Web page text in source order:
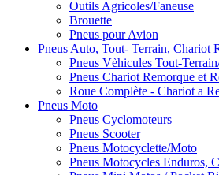
Outils Agricoles/Faneuse
Brouette
Pneus pour Avion
Pneus Auto, Tout- Terrain, Chariot
Pneus Vèhicules Tout-
Pneus Chariot Remorque et
Roue Complète - Chariot a
Pneus Moto
Pneus Cyclomoteurs
Pneus Scooter
Pneus Motocyclette/Moto
Pneus Motocycles Enduros,